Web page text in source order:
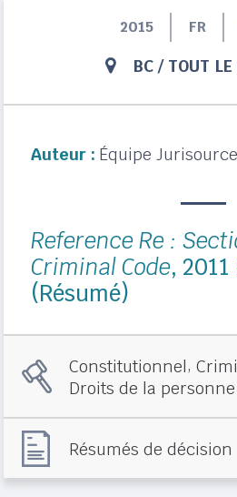
2015 FR
BC / TOUT
Auteur : Équipe
Reference Re :
Criminal Code, 2011
(Résumé)
Constitutionnel,
Droits de la personne
Résumés de décision